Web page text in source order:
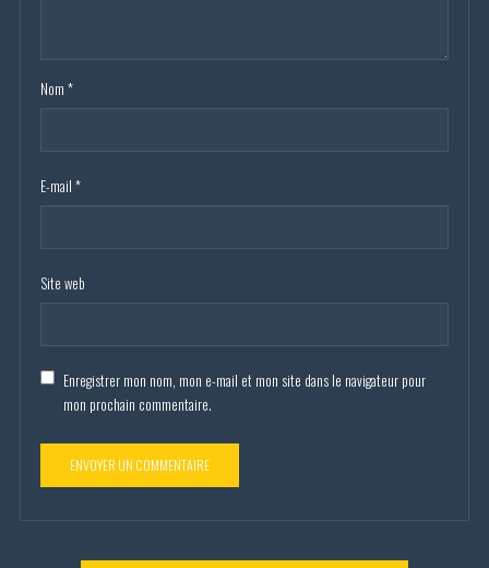
Nom *
E-mail *
Site web
Enregistrer mon nom, mon e-mail et mon site dans le navigateur pour
mon prochain commentaire.